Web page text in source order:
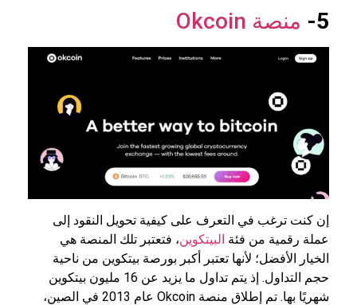
5- منصة Okcoin
إن كنت ترغب في التعرف على كيفية تحويل النقود إلى
عملة رقمية من فئة البيتكوين، فتعتبر تلك المنصة هي
الخيار الأفضل؛ لأنها تعتبر أكبر بورصة بيتكوين من ناحية
حجم التداول. إذ يتم تداول ما يزيد عن 16 مليون بيتكوين
شهريًا بها. تم إطلاق منصة Okcoin عام 2013 في الصين،